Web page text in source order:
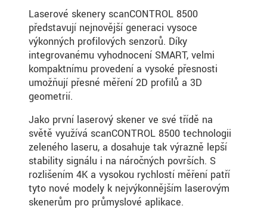
Laserové skenery scanCONTROL 8500
představují nejnovější generaci vysoce
výkonných profilových senzorů. Díky
integrovanému vyhodnocení SMART, velmi
kompaktnímu provedení a vysoké přesnosti
umožňují přesné měření 2D profilů a 3D
geometrií.
Jako první laserový skener ve své třídě na
světě využívá scanCONTROL 8500 technologii
zeleného laseru, a dosahuje tak výrazně lepší
stability signálu i na náročných površích. S
rozlišením 4K a vysokou rychlostí měření patří
tyto nové modely k nejvýkonnějším laserovým
skenerům pro průmyslové aplikace.